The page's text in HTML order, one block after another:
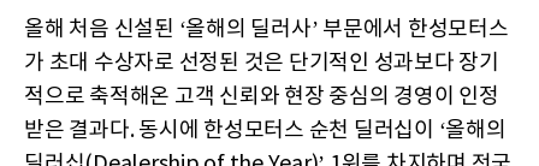
올해 처음 신설된 ‘올해의 딜러사’ 부문에서 한성모터스
가 초대 수상자로 선정된 것은 단기적인 성과보다 장기
적으로 축적해온 고객 신뢰와 현장 중심의 경영이 인정
받은 결과다. 동시에 한성모터스 순천 딜러십이 ‘올해의